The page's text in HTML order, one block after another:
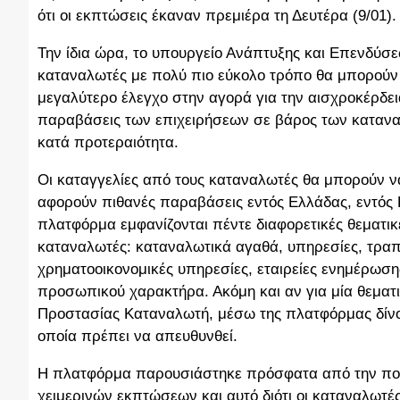
ότι οι εκπτώσεις έκαναν πρεμιέρα τη Δευτέρα (9/01).
Την ίδια ώρα, το υπουργείο Ανάπτυξης και
καταναλωτές με πολύ πιο εύκολο τρόπο θα μπορούν
μεγαλύτερο έλεγχο στην αγορά για την
παραβάσεις των επιχειρήσεων σε βάρος των
κατά προτεραιότητα.
Οι καταγγελίες από τους καταναλωτές θα μπορούν
αφορούν πιθανές παραβάσεις εντός Ελλάδας,
πλατφόρμα εμφανίζονται πέντε διαφορετικές
καταναλωτές: καταναλωτικά αγαθά, υπηρεσίες,
χρηματοοικονομικές υπηρεσίες, εταιρείες
προσωπικού χαρακτήρα. Ακόμη και αν για μία
Προστασίας Καταναλωτή, μέσω της πλατφόρμας
οποία πρέπει να απευθυνθεί.
Η πλατφόρμα παρουσιάστηκε πρόσφατα από την
χειμερινών εκπτώσεων και αυτό διότι οι